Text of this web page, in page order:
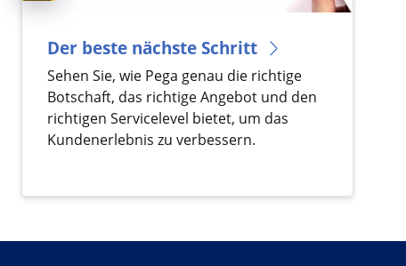
Der beste nächste Schritt
Sehen Sie, wie Pega genau die richtige
Botschaft, das richtige Angebot und den
richtigen Servicelevel bietet, um das
Kundenerlebnis zu verbessern.